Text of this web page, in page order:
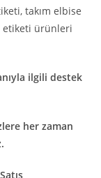
takım elbise
etiketi ürünleri
ilgili destek
her zaman